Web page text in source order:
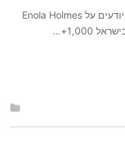
כל החדשות על "Enola Holmes" מה אנחנו יודעים על Enola Holmes